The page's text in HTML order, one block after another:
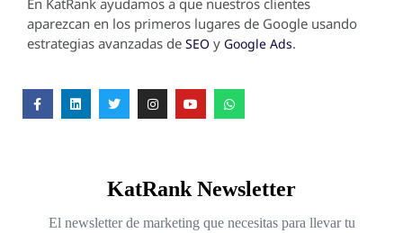
aparezcan en los primeros lugares de Google usando
estrategias avanzadas de SEO y Google Ads.